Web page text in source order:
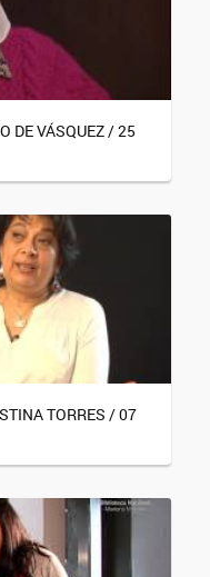
DE VÁSQUEZ / 25
TORRES / 07